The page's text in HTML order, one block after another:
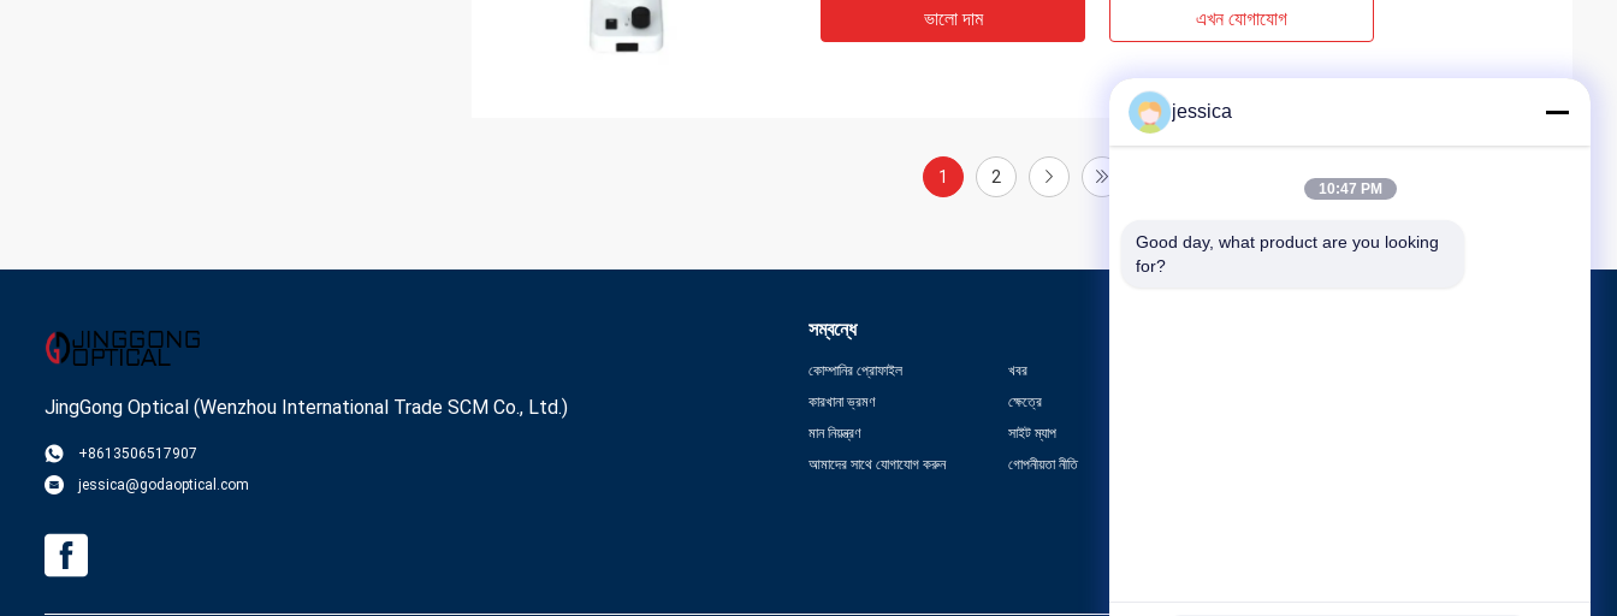
ভালো দাম এখন যোগাযোগ
1 2
JingGong Optical (Wenzhou International Trade SCM Co., Ltd.)
+8613506517907
jessica@godaoptical.com
সম্বন্ধে
কোম্পানির প্রোফাইল
কারখানা ভ্রমণ
মান নিয়ন্ত্রণ
আমাদের সাথে যোগাযোগ করুন
খবর
ক্ষেত্রে
সাইট ম্যাপ
গোপনীয়তা নীতি
jessica
10:47 PM
Good day, what product are you looking
for?